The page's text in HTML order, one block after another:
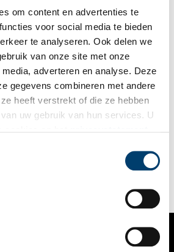
om content en advertenties te
voor social media te bieden
te analyseren. Ook delen we
van onze site met onze
adverteren en analyse. Deze
gegevens combineren met andere
heeft verstrekt of die ze hebben
uw gebruik van hun services. U
zetten Carré op stelten
24 januari 1894 vier circusleeuwen.
kunnen ze weer gevangen worden.